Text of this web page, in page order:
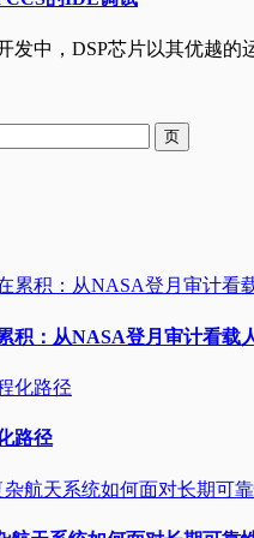
发中，DSP芯片以其优越的
积：从NASA登月审计看载
路径